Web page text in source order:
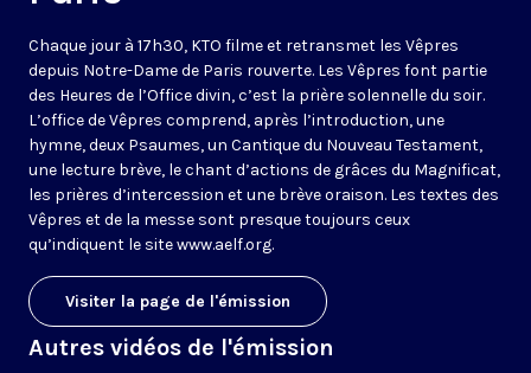
Chaque jour à 17h30, KTO filme et retransmet les Vêpres
depuis Notre-Dame de Paris rouverte. Les Vêpres font partie
des Heures de l’Office divin, c’est la prière solennelle du soir.
L’office de Vêpres comprend, après l’introduction, une
hymne, deux Psaumes, un Cantique du Nouveau Testament,
une lecture brève, le chant d’actions de grâces du Magnificat,
les prières d’intercession et une brève oraison. Les textes des
Vêpres et de la messe sont presque toujours ceux
qu’indiquent le sitewww.aelf.org.
Visiter la page de l'émission
Autres vidéos de l'émission